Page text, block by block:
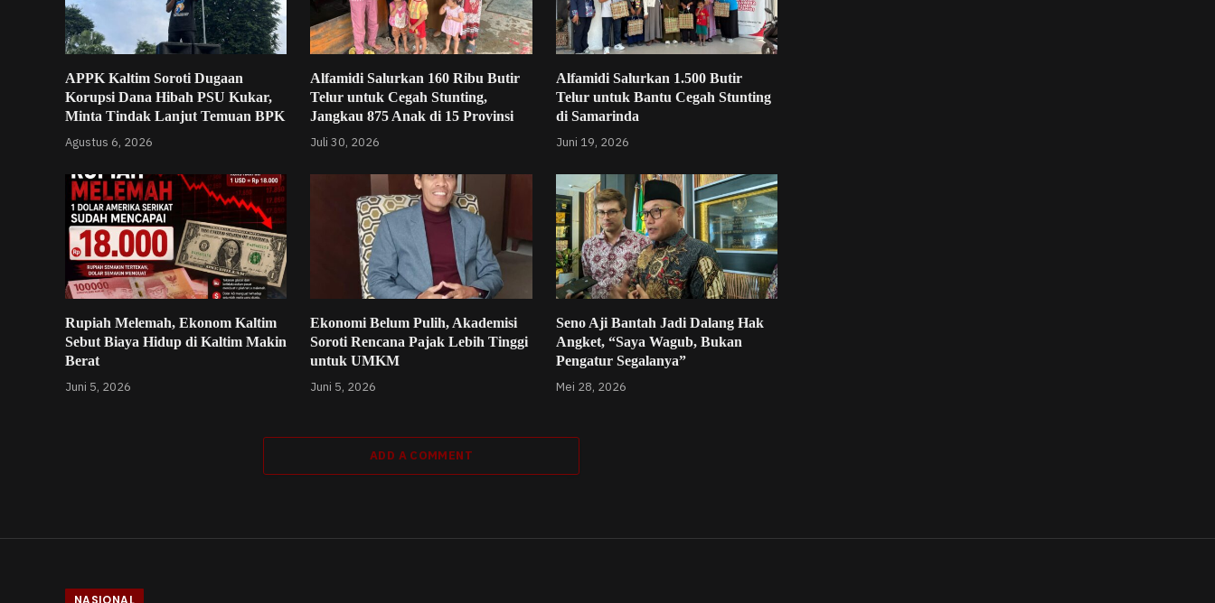
APPK Kaltim Soroti Dugaan
Korupsi Dana Hibah PSU Kukar,
Minta Tindak Lanjut Temuan BPK
Agustus 6, 2026
Alfamidi Salurkan 160 Ribu Butir
Telur untuk Cegah Stunting,
Jangkau 875 Anak di 15 Provinsi
Juli 30, 2026
Alfamidi Salurkan 1.500 Butir
Telur untuk Bantu Cegah Stunting
di Samarinda
Juni 19, 2026
Rupiah Melemah, Ekonom Kaltim
Sebut Biaya Hidup di Kaltim Makin
Berat
Juni 5, 2026
Ekonomi Belum Pulih, Akademisi
Soroti Rencana Pajak Lebih Tinggi
untuk UMKM
Juni 5, 2026
Seno Aji Bantah Jadi Dalang Hak
Angket, “Saya Wagub, Bukan
Pengatur Segalanya”
Mei 28, 2026
ADD A COMMENT
NASIONAL